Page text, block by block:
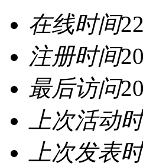
在线时间
注册时间
最后访问
上次活动
上次发表